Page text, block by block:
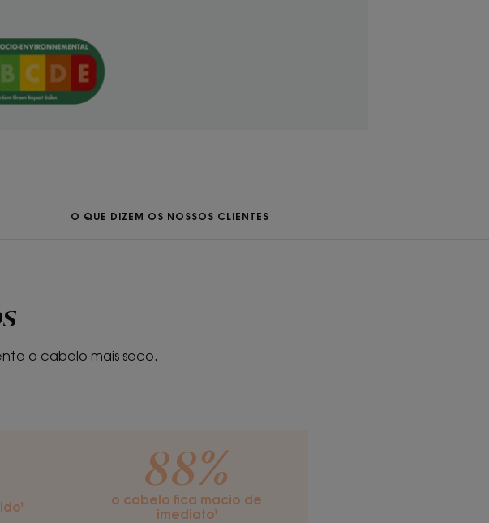
Benefícios da textura
Condicionador.
Aroma do produto
O QUE DIZEM OS NOSSOS CLIENTES
o cabelo mais seco.
88%
o cabelo fica macio de
imediato¹